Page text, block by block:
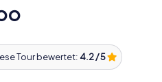
Tour bewertet: 4.2 / 5